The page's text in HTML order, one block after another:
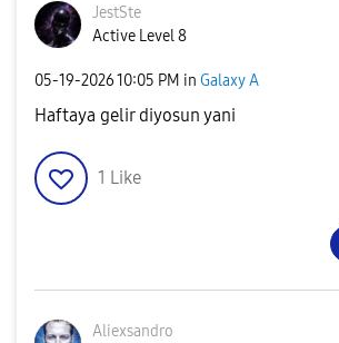
JestSte
Active Level 8
‎05-19-202610:05 PM in Galaxy A
Haftaya gelir diyosun yani
1 Like
Aliexsandro